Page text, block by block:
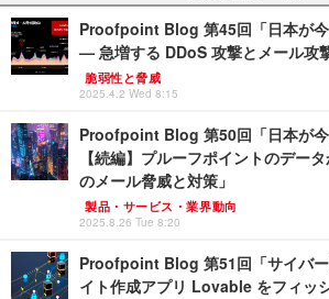
Proofpoint Blog 第45回「日本が
— 急増する DDoS 攻撃とメール攻
脆弱性と脅威
2025.4.2 Wed 8:15
Proofpoint Blog 第50回「日本が
【続編】プルーフポイントのデー
のメール脅威と対策」
製品・サービス・業界動向
2025.8.26 Tue 8:20
Proofpoint Blog 第51回「サイバ
イト作成アプリ Lovable をフィッ